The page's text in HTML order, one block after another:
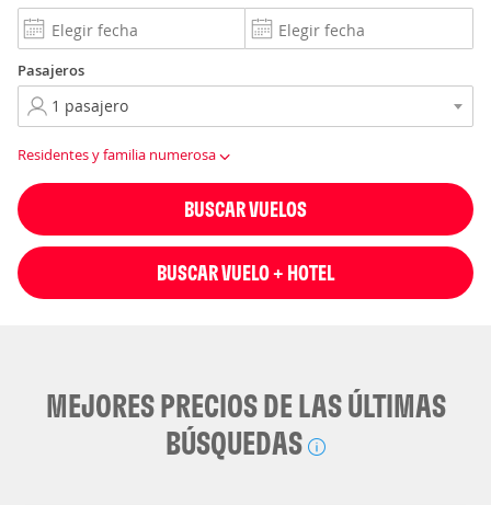
Pasajeros
Residentes y familia numerosa
BUSCAR VUELOS
BUSCAR VUELO + HOTEL
MEJORES PRECIOS DE LAS ÚLTIMAS
BÚSQUEDAS